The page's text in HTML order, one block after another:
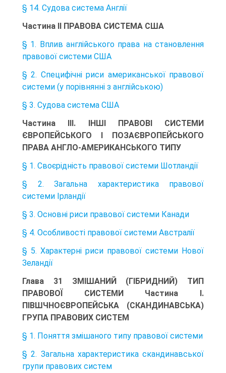
§ 14. Судова система Англії
Частина II ПРАВОВА СИСТЕМА США
§ 1. Вплив англійського права на становлення
правової системи США
§ 2. Специфічні риси американської правової
системи (у порівнянні з англійською)
§ 3. Судова система США
Частина ІІІ. ІНШІ ПРАВОВІ СИСТЕМИ
ЄВРОПЕЙСЬКОГО І ПОЗАЄВРОПЕЙСЬКОГО
ПРАВА АНГЛО-АМЕРИКАНСЬКОГО ТИПУ
§ 1. Своєрідність правової системи Шотландії
§ 2. Загальна характеристика правової
системи Ірландії
§ 3. Основні риси правової системи Канади
§ 4. Особливості правової системи Австралії
§ 5. Характерні риси правової системи Нової
Зеландії
Глава 31 ЗМІШАНИЙ (ГІБРИДНИЙ) ТИП
ПРАВОВОЇ СИСТЕМИ Частина І.
ПІВШЧНОЄВРОПЕЙСЬКА (СКАНДИНАВСЬКА)
ГРУПА ПРАВОВИХ СИСТЕМ
§ 1. Поняття змішаного типу правової системи
§ 2. Загальна характеристика скандинавської
групи правових систем